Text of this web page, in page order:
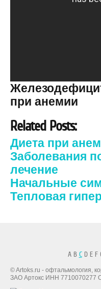
при анемии
Related Posts:
Диета при
Заболевания
лечение
Начальные
Тепловая
A B CD E F
© Artoks.ru - офтальмология,
ЗАО Артокс ИНН 7710070277